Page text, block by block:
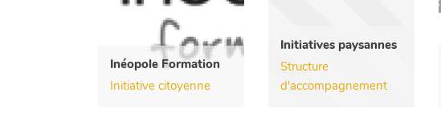
Inéopole Formation
Initiative citoyenne
Initiatives paysannes
Structure
d'accompagnement